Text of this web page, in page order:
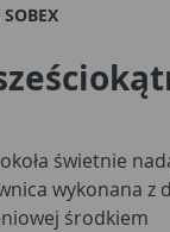
świetnie
wykonana z
środkiem